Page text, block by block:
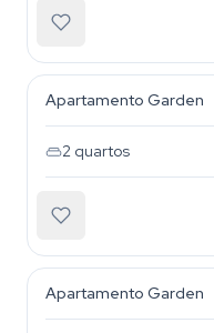
Apartamento Garden
2 quartos
Apartamento Garden